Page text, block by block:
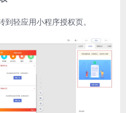
到轻应用小程序授权页。